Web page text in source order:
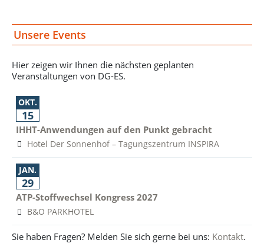
Unsere Events
Hier zeigen wir Ihnen die nächsten geplanten
Veranstaltungen von DG-ES.
OKT.
15
IHHT-Anwendungen auf den Punkt gebracht
Hotel Der Sonnenhof – Tagungszentrum INSPIRA
JAN.
29
ATP-Stoffwechsel Kongress 2027
B&O PARKHOTEL
Sie haben Fragen? Melden Sie sich gerne bei uns: Kontakt.